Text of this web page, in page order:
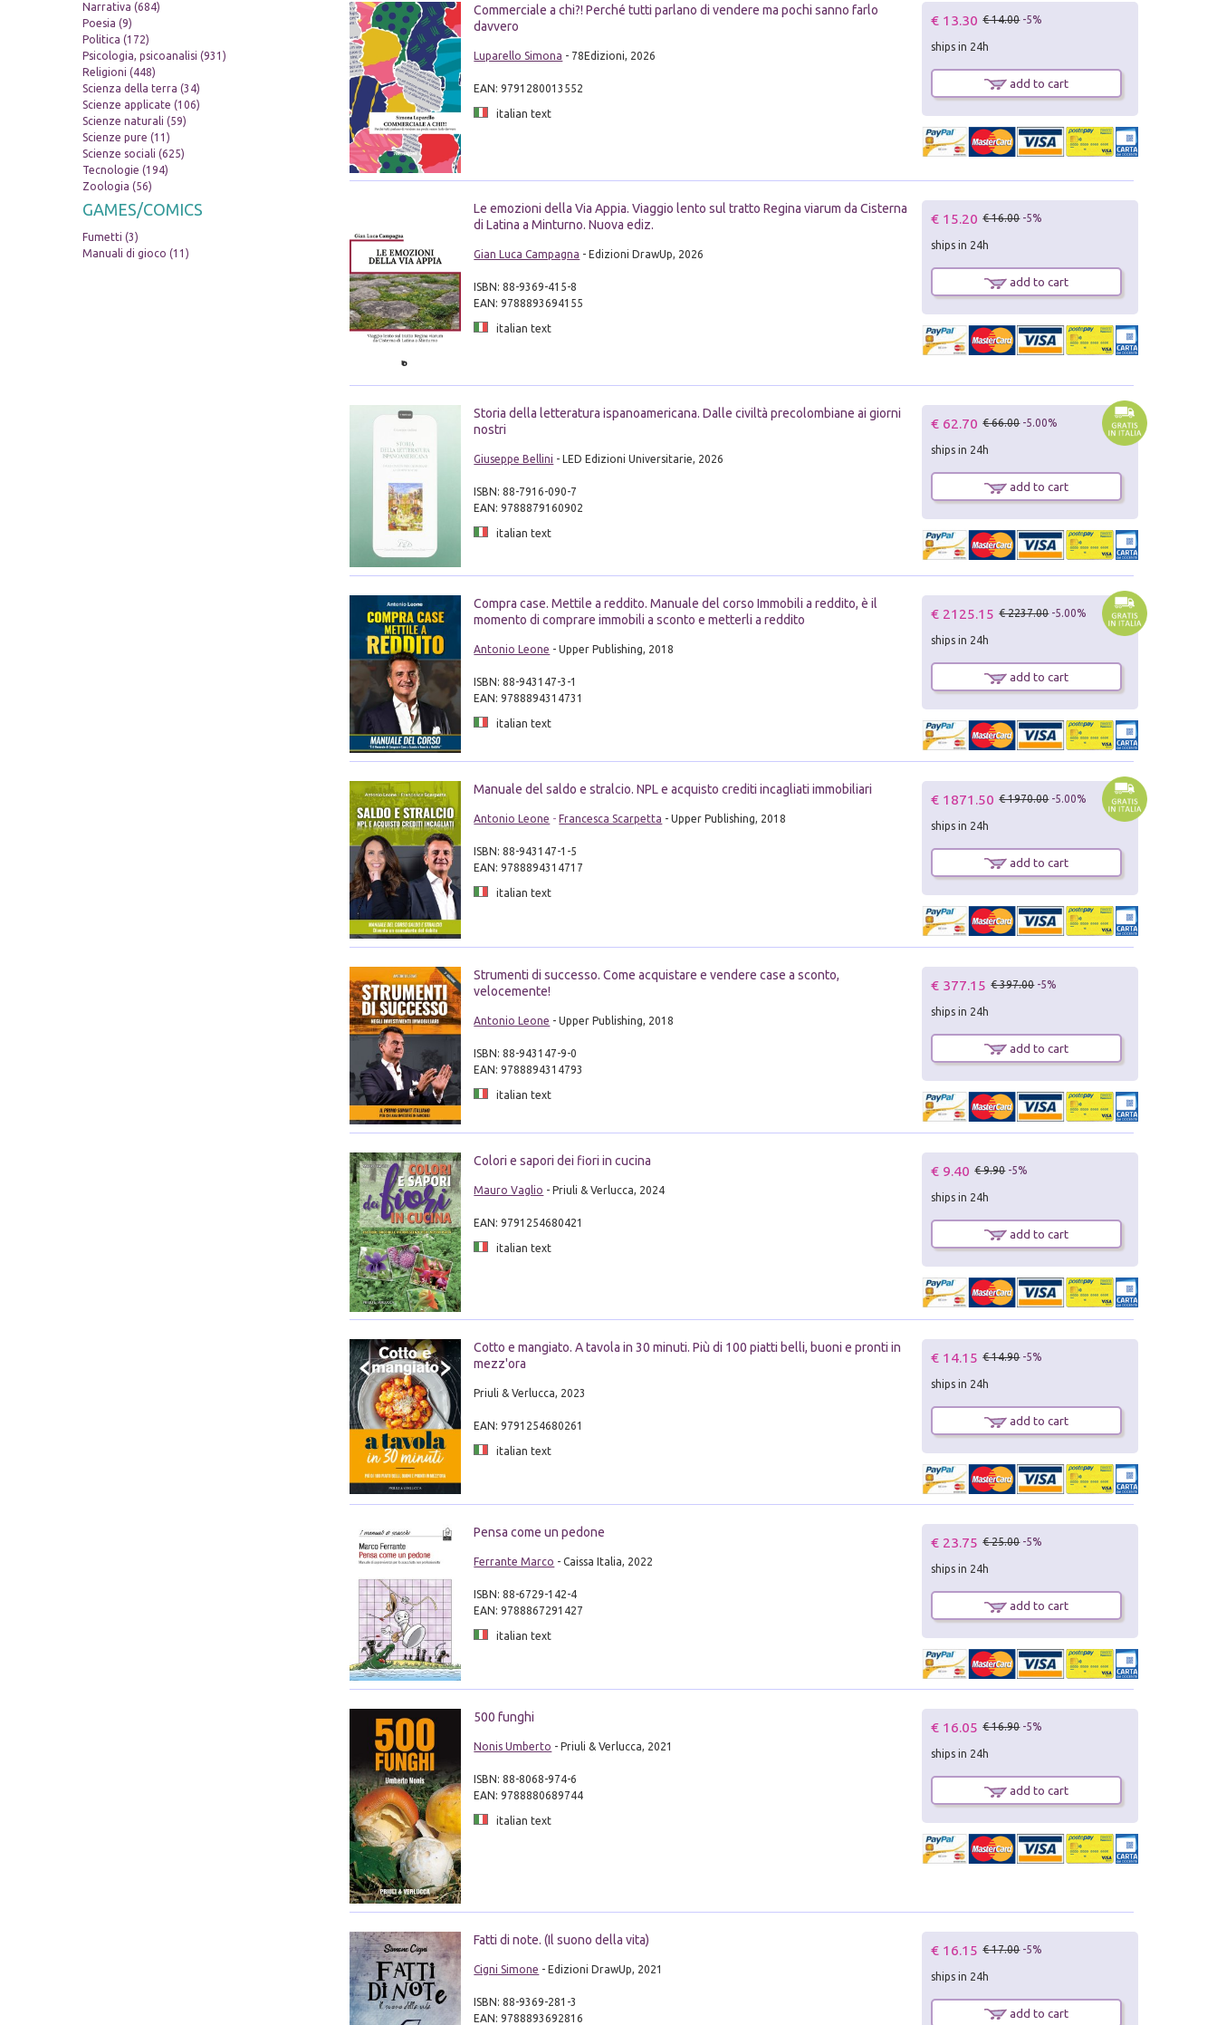
Narrativa (684)
Poesia (9)
Politica (172)
Psicologia, psicoanalisi (931)
Religioni (448)
Scienza della terra (34)
Scienze applicate (106)
Scienze naturali (59)
Scienze pure (11)
Scienze sociali (625)
Tecnologie (194)
Zoologia (56)
GAMES/COMICS
Fumetti (3)
Manuali di gioco (11)
Commerciale a chi?! Perché tutti parlano di vendere ma pochi sanno farlo
davvero
Luparello Simona - 78Edizioni, 2026
EAN: 9791280013552
italian text
€ 13.30 € 14.00 -5%
ships in 24h
add to cart
Le emozioni della Via Appia. Viaggio lento sul tratto Regina viarum da Cisterna
di Latina a Minturno. Nuova ediz.
Gian Luca Campagna - Edizioni DrawUp, 2026
ISBN: 88-9369-415-8
EAN: 9788893694155
italian text
€ 15.20 € 16.00 -5%
ships in 24h
add to cart
Storia della letteratura ispanoamericana. Dalle civiltà precolombiane ai giorni
nostri
Giuseppe Bellini - LED Edizioni Universitarie, 2026
ISBN: 88-7916-090-7
EAN: 9788879160902
italian text
€ 62.70 € 66.00 -5.00%
ships in 24h
add to cart
Compra case. Mettile a reddito. Manuale del corso Immobili a reddito, è il
momento di comprare immobili a sconto e metterli a reddito
Antonio Leone - Upper Publishing, 2018
ISBN: 88-943147-3-1
EAN: 9788894314731
italian text
€ 2125.15 € 2237.00 -5.00%
ships in 24h
add to cart
Manuale del saldo e stralcio. NPL e acquisto crediti incagliati immobiliari
Antonio Leone -Francesca Scarpetta - Upper Publishing, 2018
ISBN: 88-943147-1-5
EAN: 9788894314717
italian text
€ 1871.50 € 1970.00 -5.00%
ships in 24h
add to cart
Strumenti di successo. Come acquistare e vendere case a sconto,
velocemente!
Antonio Leone - Upper Publishing, 2018
ISBN: 88-943147-9-0
EAN: 9788894314793
italian text
€ 377.15 € 397.00 -5%
ships in 24h
add to cart
Colori e sapori dei fiori in cucina
Mauro Vaglio - Priuli & Verlucca, 2024
EAN: 9791254680421
italian text
€ 9.40 € 9.90 -5%
ships in 24h
add to cart
Cotto e mangiato. A tavola in 30 minuti. Più di 100 piatti belli, buoni e pronti in
mezz'ora
Priuli & Verlucca, 2023
EAN: 9791254680261
italian text
€ 14.15 € 14.90 -5%
ships in 24h
add to cart
Pensa come un pedone
Ferrante Marco - Caissa Italia, 2022
ISBN: 88-6729-142-4
EAN: 9788867291427
italian text
€ 23.75 € 25.00 -5%
ships in 24h
add to cart
500 funghi
Nonis Umberto - Priuli & Verlucca, 2021
ISBN: 88-8068-974-6
EAN: 9788880689744
italian text
€ 16.05 € 16.90 -5%
ships in 24h
add to cart
Fatti di note. (Il suono della vita)
Cigni Simone - Edizioni DrawUp, 2021
ISBN: 88-9369-281-3
EAN: 9788893692816
€ 16.15 € 17.00 -5%
ships in 24h
add to cart